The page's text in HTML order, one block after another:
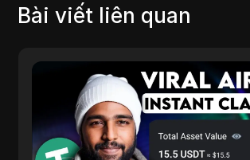
Bài viết liên quan